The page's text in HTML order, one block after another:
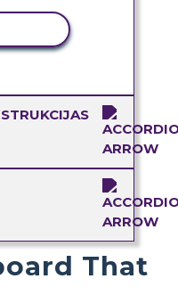
That